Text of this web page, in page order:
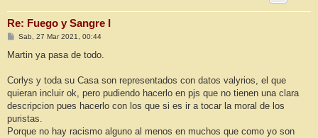
Re: Fuego y Sangre I
M
n
j
Sab, 27 Mar 2021, 00:44
Martin ya pasa de todo.
Corlys y toda su Casa son representados con datos valyrios, el que
quieran incluir ok, pero pudiendo hacerlo en pjs que no tienen una clara
descripcion pues hacerlo con los que si es ir a tocar la moral de los
puristas.
Porque no hay racismo alguno al menos en muchos que como yo son